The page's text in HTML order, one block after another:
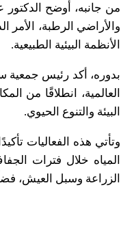
من جانبه، أوضح
والأراضي الرطبة، الأمر
الأنظمة البيئية الطبيعية.
بدوره، أكد رئيس جمعية
العالمية، انطلاقًا من
البيئة والتنوع الحيوي.
وتأتي هذه الفعاليات
المياه خلال فترات
الزراعة وسبل العيش،